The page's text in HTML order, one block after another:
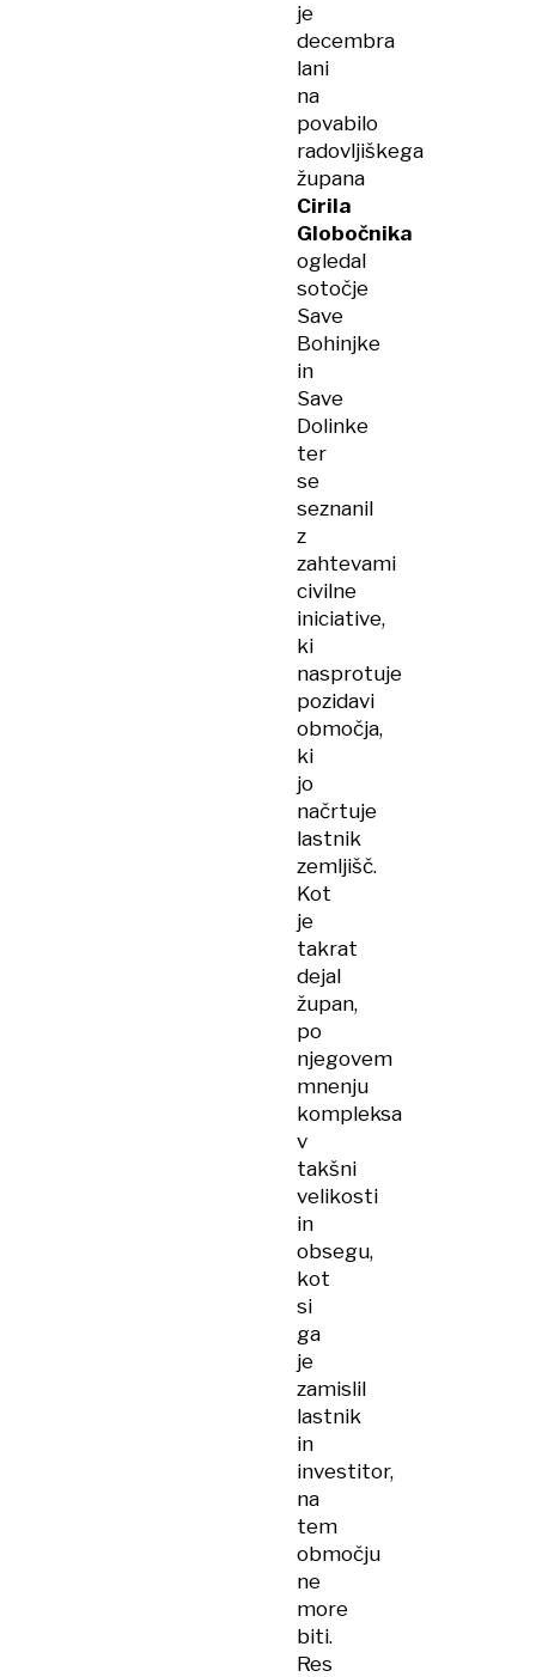
je
decembra
lani
na
povabilo
radovljiškega
župana
Cirila
Globočnika
ogledal
sotočje
Save
Bohinjke
in
Save
Dolinke
ter
se
seznanil
z
zahtevami
civilne
iniciative,
ki
nasprotuje
pozidavi
območja,
ki
jo
načrtuje
lastnik
zemljišč.
Kot
je
takrat
dejal
župan,
po
njegovem
mnenju
kompleksa
v
takšni
velikosti
in
obsegu,
kot
si
ga
je
zamislil
lastnik
in
investitor,
na
tem
območju
ne
more
biti.
Res